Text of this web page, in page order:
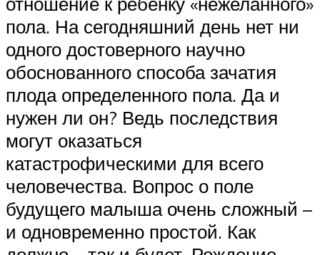
пола. На сегодняшний день нет ни
одного достоверного научно
обоснованного способа зачатия
плода определенного пола. Да и
нужен ли он? Ведь последствия
могут оказаться
катастрофическими для всего
человечества. Вопрос о поле
будущего малыша очень сложный –
и одновременно простой. Как